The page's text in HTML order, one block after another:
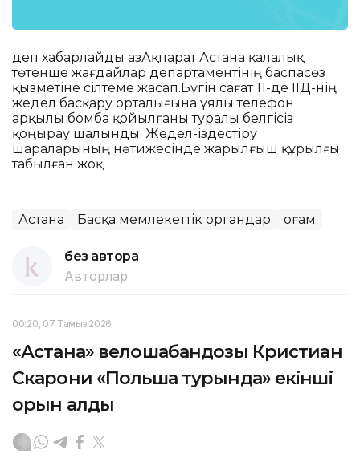
деп хабарлайды ҚазАқпарат Астана қалалық
төтенше жағдайлар департаментінің баспасөз
қызметіне сілтеме жасап.Бүгін сағат 11-де ІІД-нің
жедел басқару орталығына ұялы телефон
арқылы бомба қойылғаны туралы белгісіз
қоңырау шалынды. Жедел-іздестіру
шараларының нәтижесінде жарылғыш құрылғы
табылған жоқ.
Астана Басқа мемлекеттік органдар Қоғам
без автора
Авторлар
00:20, 07 Тамыз 2026
«Астана» велошабандозы Кристиан
Скарони «Польша турында» екінші
орын алды